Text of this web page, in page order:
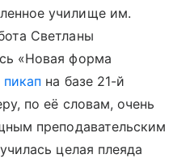
училище им.
Светланы
«Новая форма
пикап на базе 21-й
по её словам, очень
преподавательским
целая плеяда